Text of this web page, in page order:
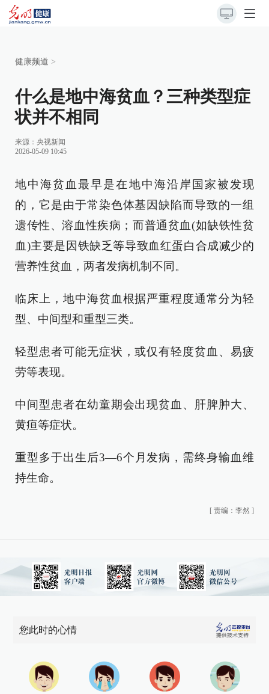
健康频道 >
什么是地中海贫血？三种类型症
状并不相同
来源： 央视新闻
2026-05-09 10:45
地中海贫血最早是在地中海沿岸国家被发现
的，它是由于常染色体基因缺陷而导致的一组
遗传性、溶血性疾病；而普通贫血(如缺铁性贫
血)主要是因铁缺乏等导致血红蛋白合成减少的
营养性贫血，两者发病机制不同。
临床上，地中海贫血根据严重程度通常分为轻
型、中间型和重型三类。
轻型患者可能无症状，或仅有轻度贫血、易疲
劳等表现。
中间型患者在幼童期会出现贫血、肝脾肿大、
黄疸等症状。
重型多于出生后3—6个月发病，需终身输血维
持生命。
[ 责编：李然 ]
您此时的心情